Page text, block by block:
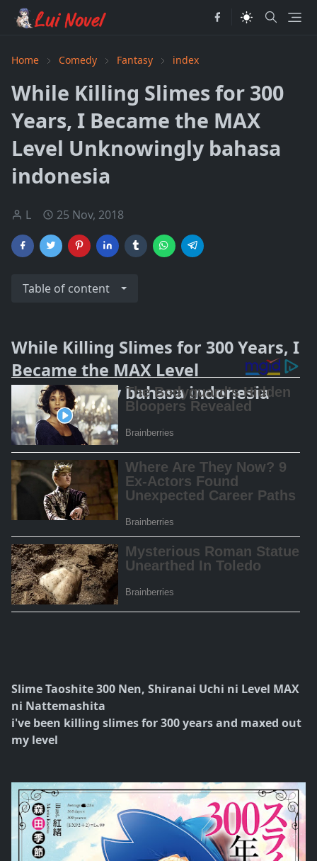
Home Comedy Fantasy index
While Killing Slimes for 300
Years, I Became the MAX
Level Unknowingly bahasa
indonesia
L 25 Nov, 2018
Table of content
While Killing Slimes for 300 Years, I
Became the MAX Level
Unknowingly bahasa indonesia
Slime Taoshite 300 Nen, Shiranai Uchi ni Level MAX
ni Nattemashita
i've been killing slimes for 300 years and maxed out
my level